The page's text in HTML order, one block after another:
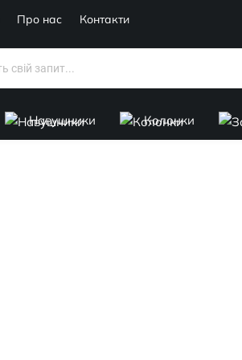
Про нас Контакти
Навушники Колонки